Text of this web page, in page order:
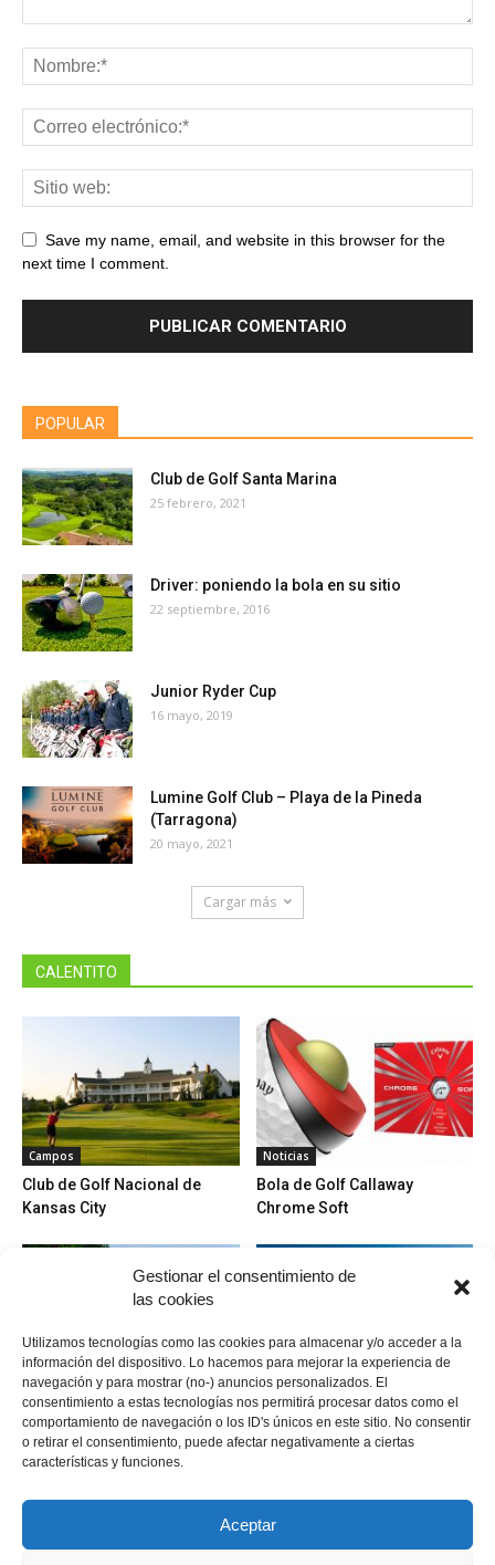
Gestionar el consentimiento de
las cookies
Utilizamos tecnologías como las cookies para almacenar y/o acceder a la
información del dispositivo. Lo hacemos para mejorar la experiencia de
navegación y para mostrar (no-) anuncios personalizados. El
consentimiento a estas tecnologías nos permitirá procesar datos como el
comportamiento de navegación o los ID's únicos en este sitio. No consentir
o retirar el consentimiento, puede afectar negativamente a ciertas
características y funciones.
Aceptar
Save my name, email, and website in this browser for the
next time I comment.
POPULAR
Club de Golf Santa Marina
25 febrero, 2021
Driver: poniendo la bola en su sitio
22 septiembre, 2016
Junior Ryder Cup
16 mayo, 2019
Lumine Golf Club – Playa de la Pineda
(Tarragona)
20 mayo, 2021
Cargar más
CALENTITO
Campos
Club de Golf Nacional de
Kansas City
Noticias
Bola de Golf Callaway
Chrome Soft
Torneos y competición
Mentalidad ideal para
afrontar un torneo de golf
Campos
La Quinta Golf and Country
Club